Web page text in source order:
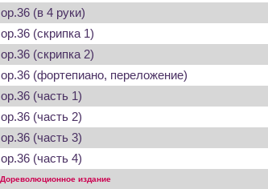
(в 4 руки)
(скрипка 1)
(скрипка 2)
(фортепиано, переложение)
(часть 1)
(часть 2)
(часть 3)
(часть 4)
Дореволюционное издание